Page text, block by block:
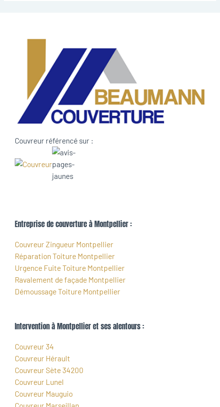
Couvreur référencé sur :
Entreprise de couverture à Montpellier :
Couvreur Zingueur Montpellier
Réparation Toiture Montpellier
Urgence Fuite Toiture Montpellier
Ravalement de façade Montpellier
Démoussage Toiture Montpellier
Intervention à Montpellier et ses alentours :
Couvreur 34
Couvreur Hérault
Couvreur Sète 34200
Couvreur Lunel
Couvreur Mauguio